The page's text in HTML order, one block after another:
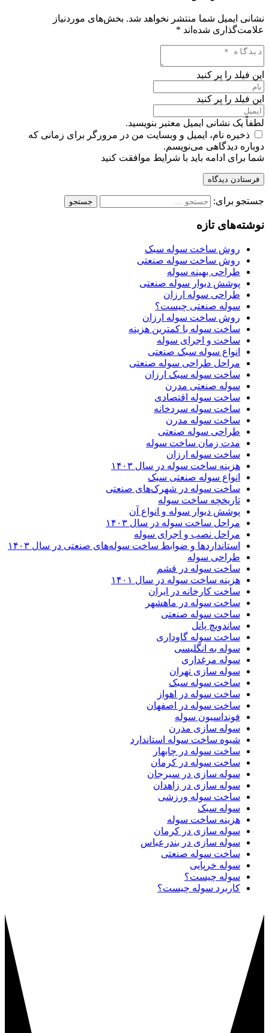
نشانی ایمیل شما منتشر نخواهد شد. بخش‌های موردنیاز
علامت‌گذاری شده‌اند *
این فیلد را پر کنید
این فیلد را پر کنید
لطفاً یک نشانی ایمیل معتبر بنویسید.
ذخیره نام، ایمیل و وبسایت من در مرورگر برای زمانی که
دوباره دیدگاهی می‌نویسم.
شما برای ادامه باید با شرایط موافقت کنید
فرستادن دیدگاه
جستجو برای:
نوشته‌های تازه
روش ساخت سوله سبک
روش ساخت سوله صنعتی
طراحی بهینه سوله
پوشش دیوار سوله صنعتی
طراحی سوله ارزان
سوله صنعتی چیست؟
روش ساخت سوله ارزان
ساخت سوله با کمترین هزینه
ساخت و اجرای سوله
انواع سوله سبک صنعتی
مراحل طراحی سوله صنعتی
ساخت سوله سبک ارزان
سوله صنعتی مدرن
ساخت سوله اقتصادی
ساخت سوله سردخانه
ساخت سوله مدرن
طراحی سوله صنعتی
مدت زمان ساخت سوله
ساخت سوله ارزان
هزینه ساخت سوله در سال ۱۴۰۳
انواع سوله صنعتی سبک
ساخت سوله در شهرک‌های صنعتی
تاریخچه ساخت سوله
پوشش دیوار سوله و انواع آن
مراحل ساخت سوله در سال ۱۴۰۳
مراحل نصب و اجرای سوله
استانداردها و ضوابط ساخت سوله‌های صنعتی در سال ۱۴۰۳
طراحی سوله
ساخت سوله در قشم
هزینه ساخت سوله در سال ۱۴۰۱
ساخت کارخانه در ایران
ساخت سوله در ماهشهر
ساخت سوله صنعتی
ساندویچ پانل
ساخت سوله گاوداری
سوله به انگلیسی
سوله مرغداری
سوله سازی تهران
ساخت سوله سبک
ساخت سوله در اهواز
ساخت سوله در اصفهان
فونداسیون سوله
سوله سازی مدرن
شیوه ساخت سوله استاندارد
ساخت سوله در چابهار
ساخت سوله در کرمان
سوله سازی در سیرجان
سوله سازی در زاهدان
ساخت سوله ورزشی
سوله سبک
هزینه ساخت سوله
سوله سازی در کرمان
سوله سازی در بندرعباس
ساخت سوله صنعتی
سوله خرپایی
سوله چیست؟
کاربرد سوله چیست؟